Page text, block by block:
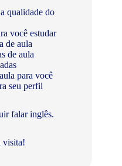
qualidade do
você estudar
de aula
de aula
para você
seu perfil
falar inglês.
visita!